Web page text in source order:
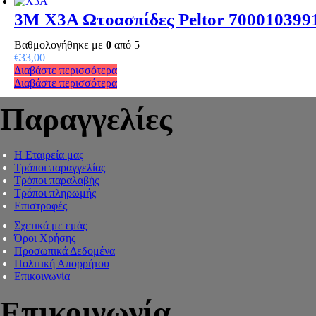
3M X3A Ωτοασπίδες Peltor
Βαθμολογήθηκε με 0 από 5
€33,00
Διαβάστε περισσότερα
Διαβάστε περισσότερα
Παραγγελίες
Η Εταιρεία μας
Τρόποι παραγγελίας
Τρόποι παραλαβής
Τρόποι πληρωμής
Επιστροφές
Σχετικά με εμάς
Όροι Χρήσης
Προσωπικά Δεδομένα
Πολιτική Απορρήτου
Επικοινωνία